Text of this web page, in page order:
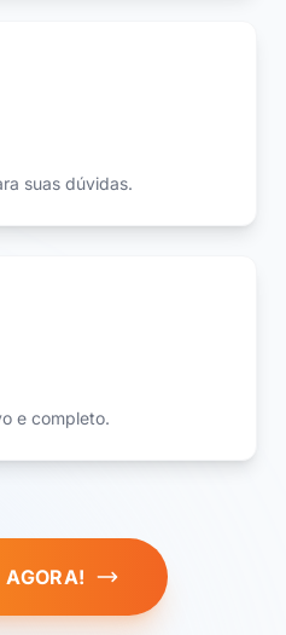
suas dúvidas.
e completo.
AGORA!